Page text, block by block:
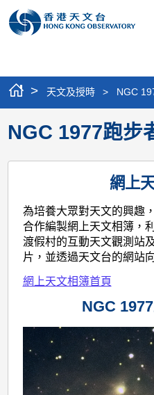
> 天文及授時 > NGC
NGC 1977跑步
網上
為培養大眾對天文的興趣
合作編製網上天文相簿，
渡假村的互動天文觀測站
片，並透過天文台的網站
網上天文相簿首頁
NGC